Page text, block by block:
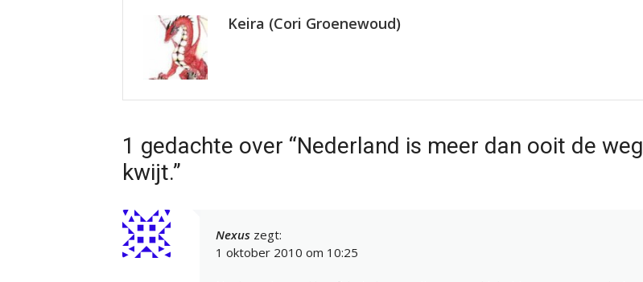
Keira (Cori Groenewoud)
1 gedachte over “Nederland is meer dan ooit de weg
kwijt.”
Nexus zegt:
1 oktober 2010 om 10:25